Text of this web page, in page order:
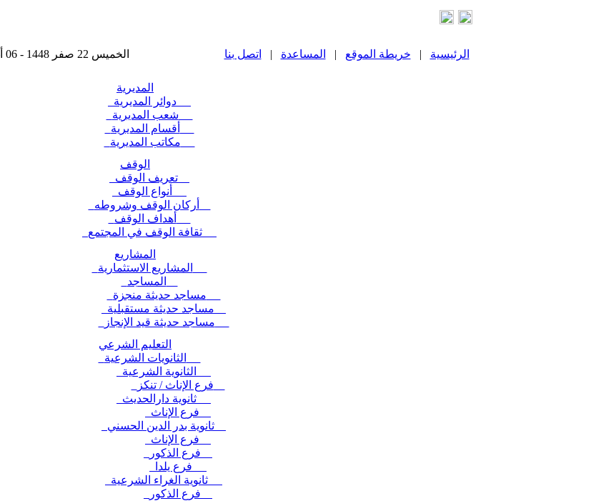
الخميس 22 صفر 1448 - 06 أغسطس 2026 , آخر تحديث : 2025-11-24 15:28:49 الرئيسية | خريطة الموقع | المساعدة | اتصل بنا
المديرية
الوقف
المشاريع
التعليم الشرعي